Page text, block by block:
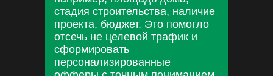
стадия строительства, наличие
проекта, бюджет. Это помогло
отсечь не целевой трафик и
сформировать
персонализированные